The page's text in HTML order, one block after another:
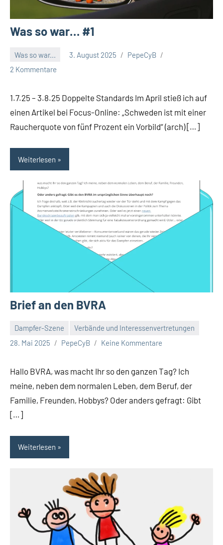
Was so war… #1
Was so war... 3. August 2025
PepeCyB
2 Kommentare
1.7.25 – 3.8.25 Doppelte Standards Im April stieß ich auf
einen Artikel bei Focus-Online: „Schweden ist mit einer
Raucherquote von fünf Prozent ein Vorbild“ (arch) […]
Weiterlesen
Brief an den BVRA
Dampfer-Szene
Verbände und Interessenvertretungen
28. Mai 2025
PepeCyB Keine Kommentare
Hallo BVRA, was macht Ihr so den ganzen Tag? Ich
meine, neben dem normalen Leben, dem Beruf, der
Familie, Freunden, Hobbys? Oder anders gefragt: Gibt
[…]
Weiterlesen